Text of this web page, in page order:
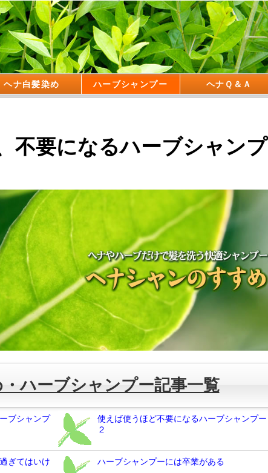
ヘナ白髪染め ハーブシャンプー ヘナＱ＆Ａ
不要になるハーブシャンプ
ハーブシャンプー記事一覧
ブシャンプ
使えば使うほど不要になるハーブシャンプー
２
ぎてはいけ
ハーブシャンプーには卒業がある